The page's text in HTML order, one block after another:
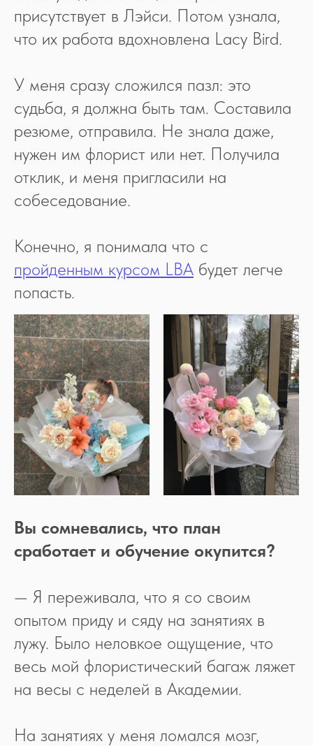
присутствует в Лэйси. Потом узнала,
что их работа вдохновлена Lacy Bird.
У меня сразу сложился пазл: это
судьба, я должна быть там. Составила
резюме, отправила. Не знала даже,
нужен им флорист или нет. Получила
отклик, и меня пригласили на
собеседование.
Конечно, я понимала что с
пройденным курсом LBA будет легче
попасть.
Вы сомневались, что план
сработает и обучение окупится?
— Я переживала, что я со своим
опытом приду и сяду на занятиях в
лужу. Было неловкое ощущение, что
весь мой флористический багаж ляжет
на весы с неделей в Академии.
На занятиях у меня ломался мозг,